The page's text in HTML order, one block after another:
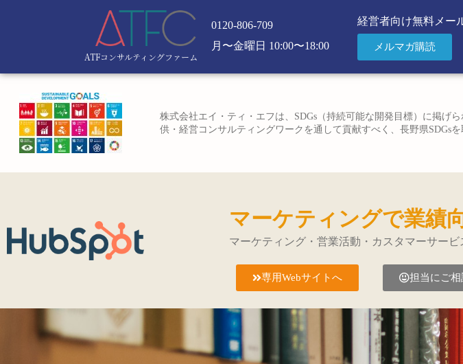
ATFコンサルティングファーム
0120-806-709
月〜金曜日 10:00〜18:00
経営者向け無料メー
メルマガ購読
株式会社エイ・ティ・エフは、SDGs（持続可能な開発目標）に掲げ
供・経営コンサルティングワークを通して貢献すべく、長野県SDGs
マーケティングで業績
マーケティング・営業活動・カスタマーサー
専用Webサイトへ 担当にご相